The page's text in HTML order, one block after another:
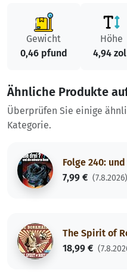
Gewicht
0,46 pfund
Höhe
4,94
Ähnliche Produkte
Überprüfen Sie einige
Kategorie.
Folge 240:
7,99 € (7.8.2026)
The Spirit of
18,99 €